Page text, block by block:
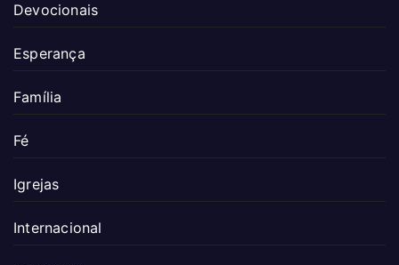
Devocionais
Esperança
Família
Fé
Igrejas
Internacional